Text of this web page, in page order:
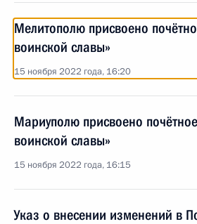
Мелитополю присвоено
воинской славы»
15 ноября 2022 года, 16:20
Мариуполю присвоено
воинской славы»
15 ноября 2022 года, 16:15
Указ о внесении изменений в